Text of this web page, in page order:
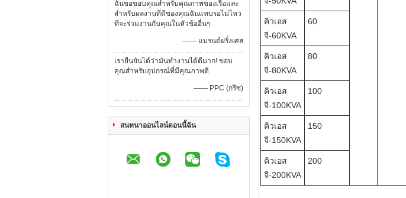
ฉันขอขอบคุณสำหรับคุณภาพของเรือและ
สำหรับผลงานที่ดีของคุณฉันแทบรอไม่ไหว
ที่จะร่วมงานกับคุณในหัวข้ออื่นๆ
—— แบรนด์ฝรั่งเศส
เรายืนยันได้ว่ามันทํางานได้ดีมาก! ขอบ
คุณสําหรับอุปกรณ์ที่มีคุณภาพดี
—— PPC (กรีซ)
สนทนาออนไลน์ตอนนี้ฉัน
คิวเอส
จี-60KVA
60
คิวเอส
จี-80KVA
80
คิวเอส
จี-100KVA
100
คิวเอส
จี-150KVA
150
คิวเอส
จี-200KVA
200